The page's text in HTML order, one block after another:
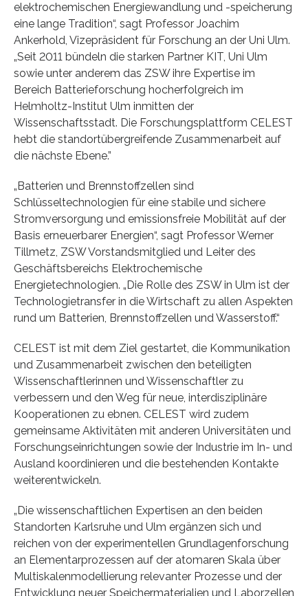
elektrochemischen Energiewandlung und -speicherung
eine lange Tradition“, sagt Professor Joachim
Ankerhold, Vizepräsident für Forschung an der Uni Ulm.
„Seit 2011 bündeln die starken Partner KIT, Uni Ulm
sowie unter anderem das ZSW ihre Expertise im
Bereich Batterieforschung hocherfolgreich im
Helmholtz-Institut Ulm inmitten der
Wissenschaftsstadt. Die Forschungsplattform CELEST
hebt die standortübergreifende Zusammenarbeit auf
die nächste Ebene.”
„Batterien und Brennstoffzellen sind
Schlüsseltechnologien für eine stabile und sichere
Stromversorgung und emissionsfreie Mobilität auf der
Basis erneuerbarer Energien“, sagt Professor Werner
Tillmetz, ZSW Vorstandsmitglied und Leiter des
Geschäftsbereichs Elektrochemische
Energietechnologien. „Die Rolle des ZSW in Ulm ist der
Technologietransfer in die Wirtschaft zu allen Aspekten
rund um Batterien, Brennstoffzellen und Wasserstoff.“
CELEST ist mit dem Ziel gestartet, die Kommunikation
und Zusammenarbeit zwischen den beteiligten
Wissenschaftlerinnen und Wissenschaftler zu
verbessern und den Weg für neue, interdisziplinäre
Kooperationen zu ebnen. CELEST wird zudem
gemeinsame Aktivitäten mit anderen Universitäten und
Forschungseinrichtungen sowie der Industrie im In- und
Ausland koordinieren und die bestehenden Kontakte
weiterentwickeln.
„Die wissenschaftlichen Expertisen an den beiden
Standorten Karlsruhe und Ulm ergänzen sich und
reichen von der experimentellen Grundlagenforschung
an Elementarprozessen auf der atomaren Skala über
Multiskalenmodellierung relevanter Prozesse und der
Entwicklung neuer Speichermaterialien und Laborzellen